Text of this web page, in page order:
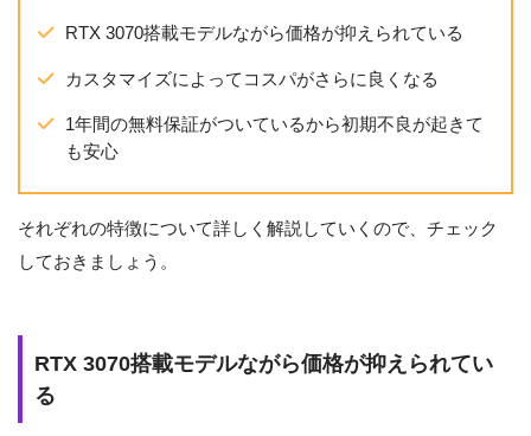
RTX 3070搭載モデルながら価格が抑えられている
カスタマイズによってコスパがさらに良くなる
1年間の無料保証がついているから初期不良が起きて
も安心
それぞれの特徴について詳しく解説していくので、チェック
しておきましょう。
RTX 3070搭載モデルながら価格が抑えられてい
る